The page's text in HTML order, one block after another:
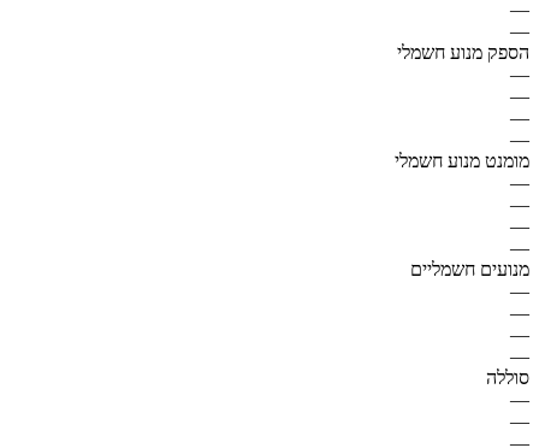
—
—
הספק מנוע חשמלי
—
—
—
—
מומנט מנוע חשמלי
—
—
—
—
מנועים חשמליים
—
—
—
—
סוללה
—
—
—